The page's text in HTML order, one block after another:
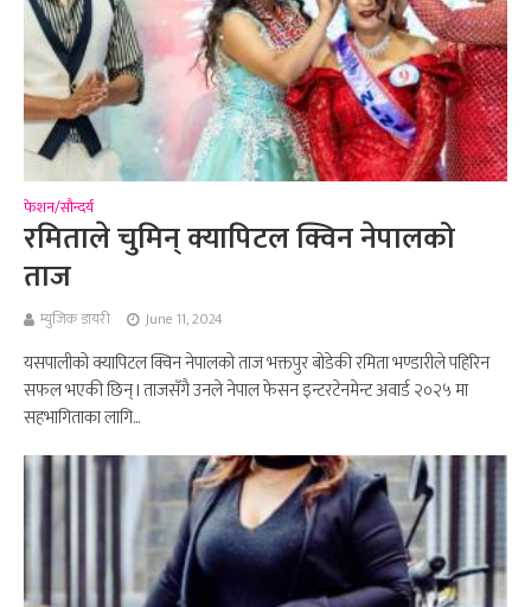
फेशन/सौन्दर्य
रमिताले चुमिन् क्यापिटल क्विन नेपालको
ताज
म्युजिक डायरी June 11, 2024
यसपालीको क्यापिटल क्विन नेपालको ताज भक्तपुर बोडेकी रमिता भण्डारीले पहिरिन
सफल भएकी छिन् l ताजसँगै उनले नेपाल फेसन इन्टरटेनमेन्ट अवार्ड २०२५ मा
सहभागिताका लागि...